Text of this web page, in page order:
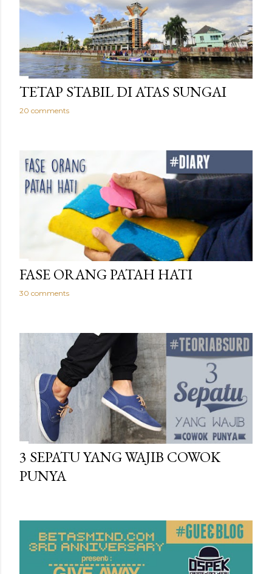
TETAP STABIL DI ATAS SUNGAI
20 comments
FASE ORANG PATAH HATI
30 comments
3 SEPATU YANG WAJIB COWOK
PUNYA